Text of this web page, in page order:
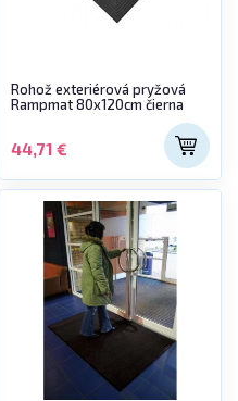
Rohož exteriérová pryžová
Rampmat 80x120cm čierna
44,71 €